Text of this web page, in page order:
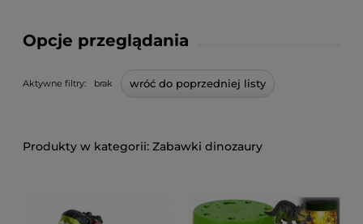
Opcje przeglądania
Aktywne filtry: brak wróć do poprzedniej listy
Zabawki dinozaury